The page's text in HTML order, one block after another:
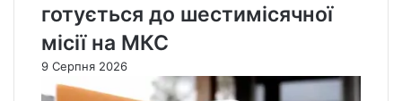
готується до шестимісячної
місії на МКС
9 Серпня 2026